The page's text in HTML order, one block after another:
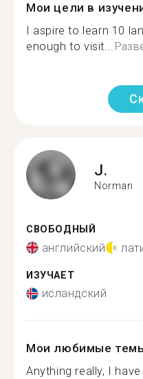
Мои цели в
I aspire to learn 10
enough to visit...
J.
Norman
СВОБОДНЫЙ
английский
ИЗУЧАЕТ
исландский
Мои любимые
Anything really, I